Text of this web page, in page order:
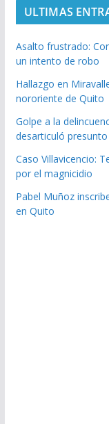
ULTIMAS
Asalto frustrado:
un intento de robo
Hallazgo en
nororiente de Quito
Golpe a la
desarticuló
Caso Villavicencio:
por el magnicidio
Pabel Muñoz
en Quito